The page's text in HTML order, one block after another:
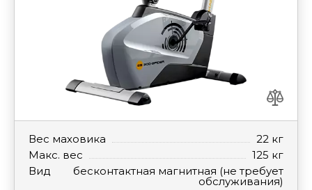
Вес маховика
22 кг
Макс. вес
125 кг
Вид
бесконтактная магнитная (не требует
обслуживания)